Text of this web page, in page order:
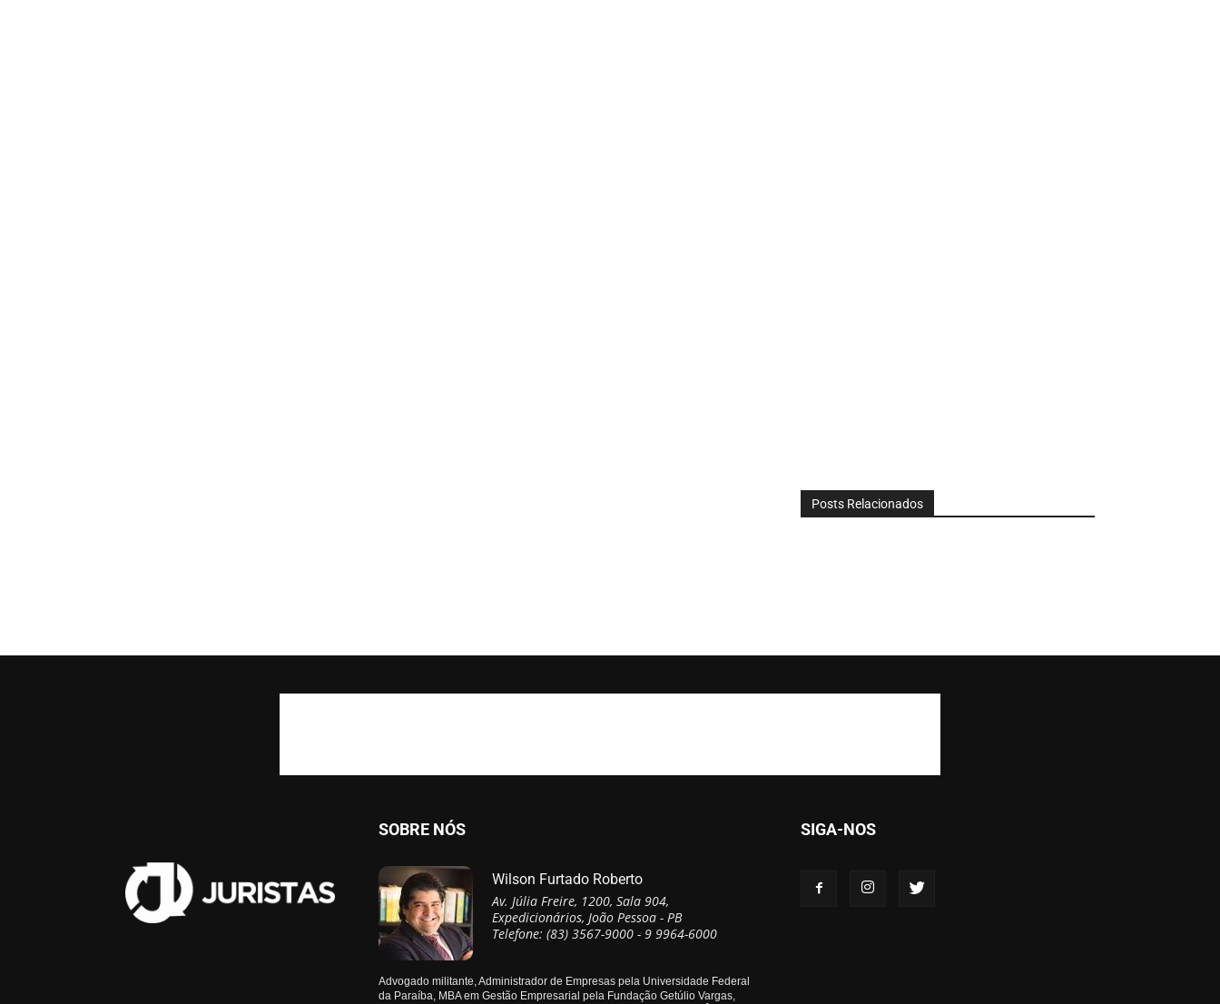
Posts Relacionados
SOBRE NÓS
Wilson Furtado Roberto
Av. Júlia Freire, 1200, Sala 904,
Expedicionários, João Pessoa - PB
Telefone: (83) 3567-9000 - 9 9964-6000
Advogado militante, Administrador de Empresas pela Universidade Federal
da Paraíba, MBA em Gestão Empresarial pela Fundação Getúlio Vargas,
SIGA-NOS